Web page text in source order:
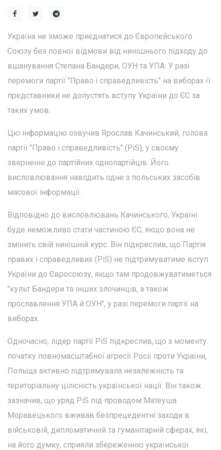
Україна не зможе приєднатися до Європейського
Союзу без повної відмови від нинішнього підходу до
вшанування Степана Бандери, ОУН та УПА. У разі
перемоги партії "Право і справедливість" на виборах її
представники не допустять вступу України до ЄС за
таких умов.
Цю інформацію озвучив Ярослав Качинський, голова
партії "Право і справедливість" (PiS), у своєму
зверненні до партійних однопартійців. Його
висловлювання наводить одне з польських засобів
масової інформації.
Відповідно до висловлювань Качинського, Україні
буде неможливо стати частиною ЄС, якщо вона не
змінить свій нинішній курс. Він підкреслив, що Партія
правих і справедливих (PiS) не підтримуватиме вступ
України до Євросоюзу, якщо там продовжуватиметься
"культ Бандери та інших злочинців, а також
прославлення УПА й ОУН", у разі перемоги партії на
виборах.
Одночасно, лідер партії PiS підкреслив, що з моменту
початку повномасштабної агресії Росії проти України,
Польща активно підтримувала незалежність та
територіальну цілісність української нації. Він також
зазначив, що уряд PiS під проводом Матеуша
Моравецького вживав безпрецедентні заходи в
військовій, дипломатичній та гуманітарній сферах, які,
на його думку, сприяли збереженню української